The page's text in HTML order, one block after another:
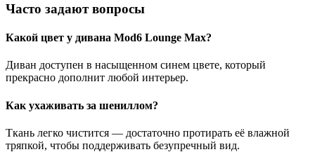
Часто задают вопросы
Какой цвет у дивана Mod6 Lounge Max?
Диван доступен в насыщенном синем цвете, который
прекрасно дополнит любой интерьер.
Как ухаживать за шениллом?
Ткань легко чистится — достаточно протирать её влажной
тряпкой, чтобы поддерживать безупречный вид.